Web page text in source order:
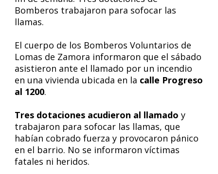
Bomberos trabajaron para sofocar las
llamas.
El cuerpo de los Bomberos Voluntarios de
Lomas de Zamora informaron que el sábado
asistieron ante el llamado por un incendio
en una vivienda ubicada en la calle Progreso
al 1200.
Tres dotaciones acudieron al llamado y
trabajaron para sofocar las llamas, que
habían cobrado fuerza y provocaron pánico
en el barrio. No se informaron víctimas
fatales ni heridos.